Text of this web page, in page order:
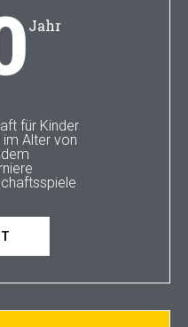
Jahr
für Kinder
Alter von